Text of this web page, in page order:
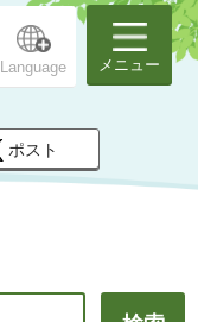
Language メニュー
ポスト